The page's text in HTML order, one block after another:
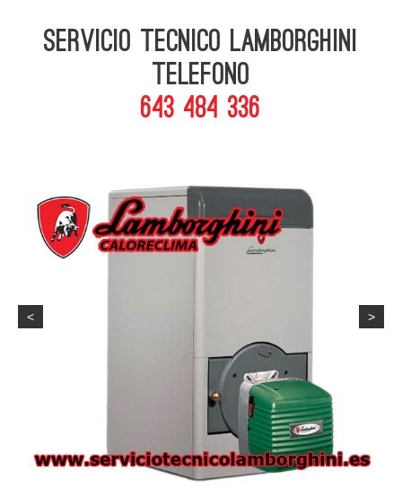
Servicio Tecnico Lamborghini
telefono
643 484 336
< >